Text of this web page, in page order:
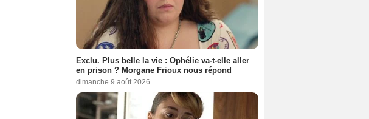
Exclu. Plus belle la vie : Ophélie va-t-elle aller
en prison ? Morgane Frioux nous répond
dimanche 9 août 2026